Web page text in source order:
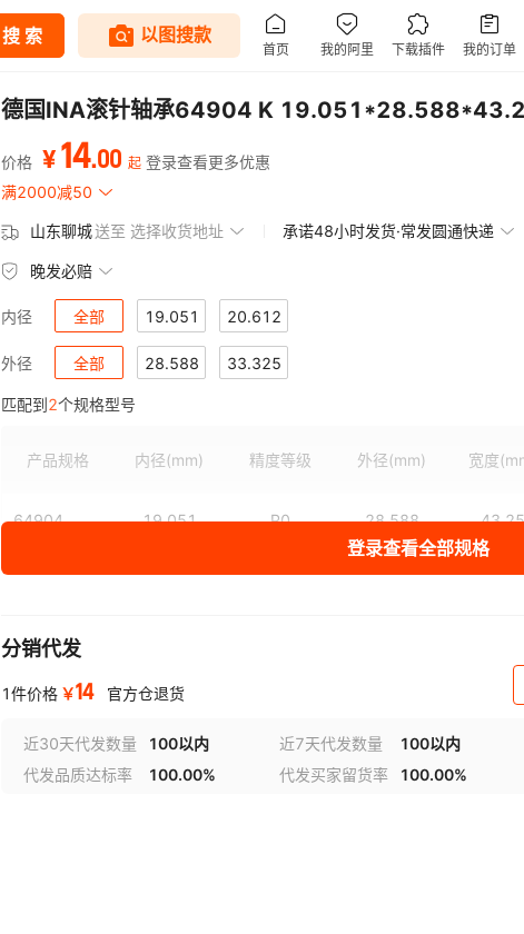
德国INA滚针轴承64904 K
价格 ¥14.00 起 登录查看更多优惠
满2000减50
山东聊城送至 选择收货地址 承诺48小时发货·常发圆通快递
晚发必赔
内径 全部 19.051 20.612
外径 全部 28.588 33.325
匹配到2个规格型号
产品规格 内径(mm) 精度等级 外径(mm) 宽度
64904 19.051 P0 28.588 43.25
64904K 20.612 P0 33.325 35
登录查看全部规格
分销代发
1件价格 ￥14 官方仓退货
近30天代发数量 100以内 近7天代发数量 100以内
代发品质达标率
100.00% 代发买家留货率 100.00%